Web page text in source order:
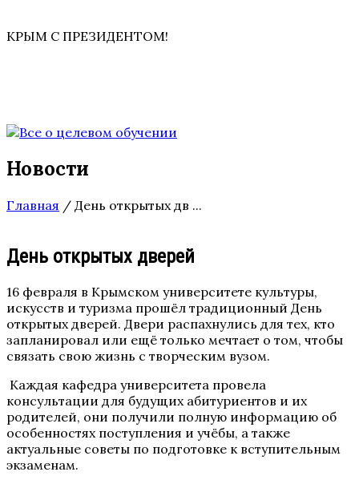
КРЫМ С ПРЕЗИДЕНТОМ!
Новости
Главная / День открытых дв ...
День открытых дверей
16 февраля в Крымском университете культуры,
искусств и туризма прошёл традиционный День
открытых дверей. Двери распахнулись для тех, кто
запланировал или ещё только мечтает о том, чтобы
связать свою жизнь с творческим вузом.
Каждая кафедра университета провела
консультации для будущих абитуриентов и их
родителей, они получили полную информацию об
особенностях поступления и учёбы, а также
актуальные советы по подготовке к вступительным
экзаменам.